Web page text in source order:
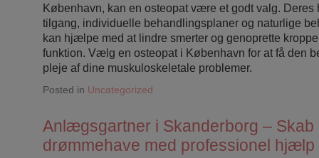
København, kan en osteopat være et godt valg. Deres
tilgang, individuelle behandlingsplaner og naturlige
kan hjælpe med at lindre smerter og genoprette
funktion. Vælg en osteopat i København for at få den
pleje af dine muskuloskeletale problemer.
Posted in Uncategorized
Anlægsgartner i Skanderborg – Skab
drømmehave med professionel hjælp